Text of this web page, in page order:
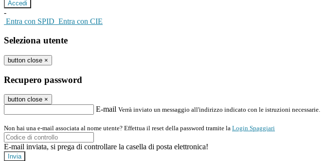
-
Entra con SPID Entra con CIE
Seleziona utente
button close ×
Recupero password
button close ×
E-mail Verrà inviato un messaggio all'indirizzo indicato con le istruzioni necessarie.
Non hai una e-mail associata al nome utente? Effettua il reset della password tramite la Login Spaggiari
E-mail inviata, si prega di controllare la casella di posta elettronica!